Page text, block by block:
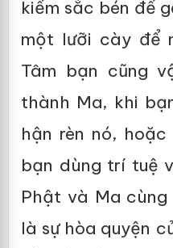
kiếm sắc bén để
một lưỡi cày để
Tâm bạn cũng
thành Ma, khi
hận rèn nó,
bạn dùng trí tuệ
Phật và Ma
là sự hòa quyện